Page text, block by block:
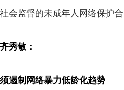
会监督的未成年人网络保护
齐秀敏：
须遏制网络暴力低龄化趋势